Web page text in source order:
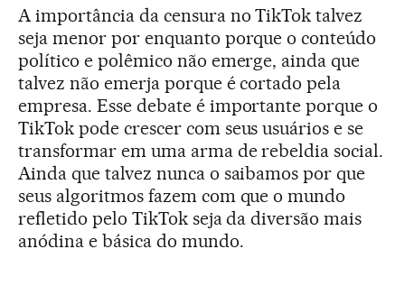
A importância da censura no TikTok talvez
seja menor por enquanto porque o conteúdo
político e polêmico não emerge, ainda que
talvez não emerja porque é cortado pela
empresa. Esse debate é importante porque o
TikTok pode crescer com seus usuários e se
transformar em uma arma de rebeldia social.
Ainda que talvez nunca o saibamos por que
seus algoritmos fazem com que o mundo
refletido pelo TikTok seja da diversão mais
anódina e básica do mundo.